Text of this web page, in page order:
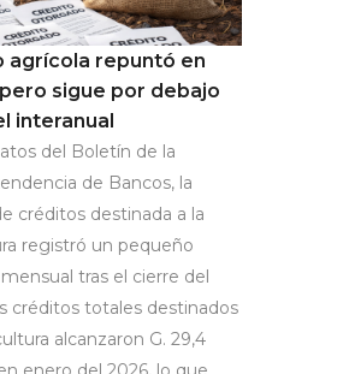
agrícola repuntó en
sigue por debajo
interanual
del Boletín de la
de Bancos, la
créditos destinada a la
registró un pequeño
tras el cierre del
créditos totales destinados
alcanzaron G. 29,4